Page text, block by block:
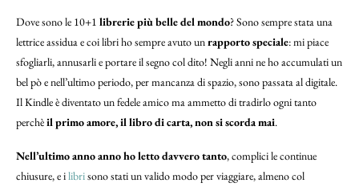
Dove sono le 10+1 librerie più belle del mondo? Sono sempre stata una
lettrice assidua e coi libri ho sempre avuto unrapporto speciale: mi piace
sfogliarli, annusarli e portare il segno col dito! Negli anni ne ho accumulati un
bel pò e nell’ultimo periodo, per mancanza di spazio, sono passata al digitale.
Il Kindle è diventato un fedele amico ma ammetto di tradirlo ogni tanto
perchèil primo amore, il libro di carta, non si scorda mai.
Nell’ultimo anno anno ho letto davvero tanto, complici le continue
chiusure, e ilibrisono stati un valido modo per viaggiare, almeno col